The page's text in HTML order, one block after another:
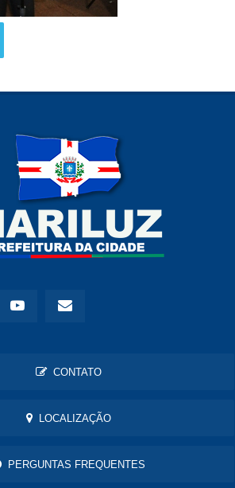
CONTATO
LOCALIZAÇÃO
PERGUNTAS FREQUENTES